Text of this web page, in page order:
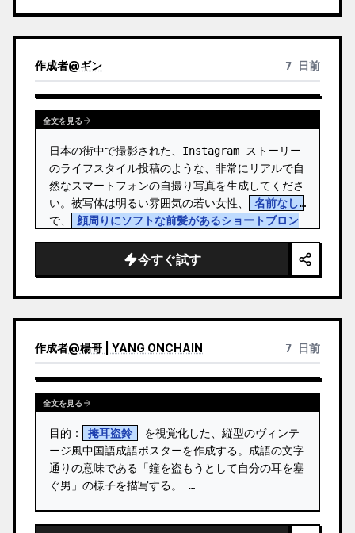
作成者@ギン 7 日前
全文を見る
日本の街中で撮影された、Instagram ストーリー
のライフスタイル投稿のような、非常にリアルで自
然なスマートフォンの自撮り写真を生成してくださ
い。被写体は明るい雰囲気の若い女性、
名前なし
で、
顔周りにソフトな前髪があるショートブロン
のある輝く肌、小さなフープピアスを身につけ、カ
メラをまっすぐ見つめて口を閉じ…
今すぐ試す
作成者@楊哥 | YANG ONCHAIN 7 日前
全文を見る
目的： 掩耳盗鈴
を視覚化した、縦型のヴィンテ
ージ風中国語成語ポスターを作成する。成語の文字
通りの意味である「鐘を盗もうとして自分の耳を塞
ぐ男」の様子を描写する。 …